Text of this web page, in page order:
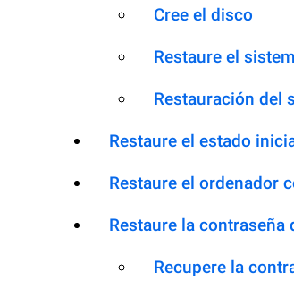
Cree el disco
Restaure el
Restauración del
Restaure el estado
Restaure el ordenador
Restaure la contraseña
Recupere la